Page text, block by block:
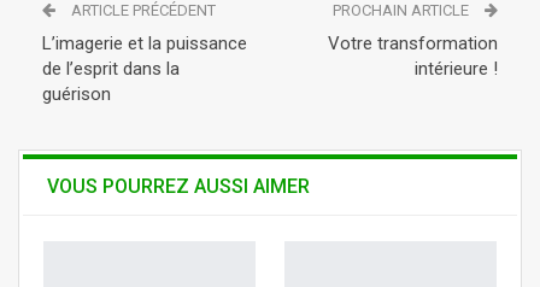
Tumblr Telegram WhatsApp
ARTICLE PRÉCÉDENT
L’imagerie et la puissance
de l’esprit dans la
guérison
PROCHAIN ARTICLE
Votre transformation
intérieure !
VOUS POURREZ AUSSI AIMER